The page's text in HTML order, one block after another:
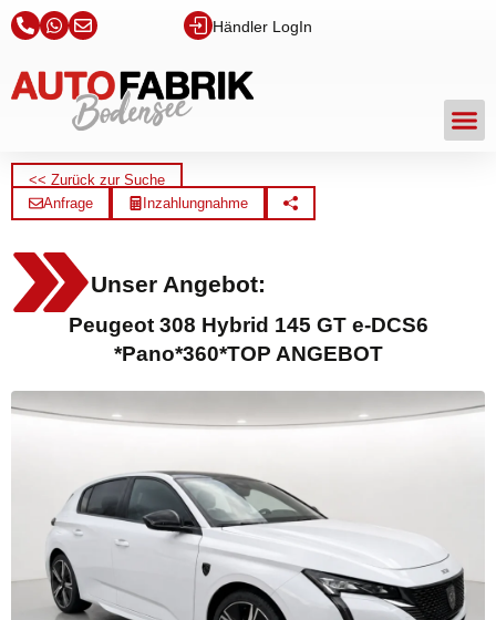
Händler LogIn
<< Zurück zur Suche
Anfrage
Inzahlungnahme
Unser Angebot:
Peugeot 308 Hybrid 145 GT e-DCS6
*Pano*360*TOP ANGEBOT